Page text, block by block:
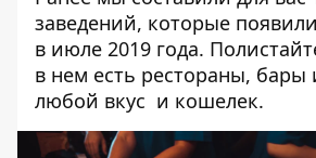
заведений, которые
в июле 2019 года.
в нем есть рестораны, бары
любой вкус и кошелек.